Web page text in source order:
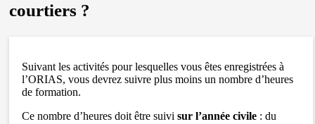
courtiers ?
Suivant les activités pour lesquelles vous êtes enregistrées à
l’ORIAS, vous devrez suivre plus moins un nombre d’heures
de formation.
Ce nombre d’heures doit être suivi sur l’année civile: du